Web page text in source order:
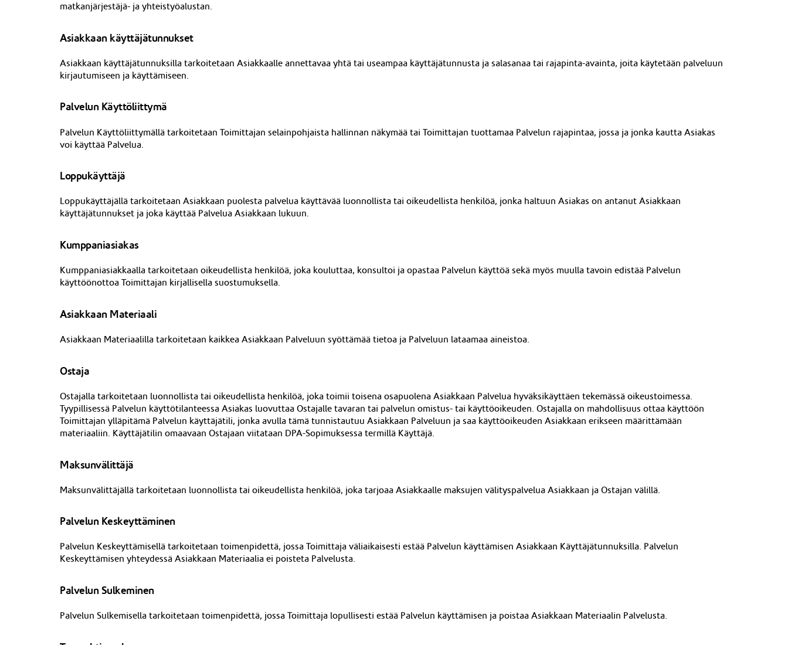
matkanjärjestäjä- ja yhteistyöalustan.
Asiakkaan käyttäjätunnukset
Asiakkaan käyttäjätunnuksilla tarkoitetaan Asiakkaalle annettavaa yhtä tai useampaa käyttäjätunnusta ja salasanaa tai rajapinta-avainta, joita käytetään palveluun
kirjautumiseen ja käyttämiseen.
Palvelun Käyttöliittymä
Palvelun Käyttöliittymällä tarkoitetaan Toimittajan selainpohjaista hallinnan näkymää tai Toimittajan tuottamaa Palvelun rajapintaa, jossa ja jonka kautta Asiakas
voi käyttää Palvelua.
Loppukäyttäjä
Loppukäyttäjällä tarkoitetaan Asiakkaan puolesta palvelua käyttävää luonnollista tai oikeudellista henkilöä, jonka haltuun Asiakas on antanut Asiakkaan
käyttäjätunnukset ja joka käyttää Palvelua Asiakkaan lukuun.
Kumppaniasiakas
Kumppaniasiakkaalla tarkoitetaan oikeudellista henkilöä, joka kouluttaa, konsultoi ja opastaa Palvelun käyttöä sekä myös muulla tavoin edistää Palvelun
käyttöönottoa Toimittajan kirjallisella suostumuksella.
Asiakkaan Materiaali
Asiakkaan Materiaalilla tarkoitetaan kaikkea Asiakkaan Palveluun syöttämää tietoa ja Palveluun lataamaa aineistoa.
Ostaja
Ostajalla tarkoitetaan luonnollista tai oikeudellista henkilöä, joka toimii toisena osapuolena Asiakkaan Palvelua hyväksikäyttäen tekemässä oikeustoimessa.
Tyypillisessä Palvelun käyttötilanteessa Asiakas luovuttaa Ostajalle tavaran tai palvelun omistus- tai käyttöoikeuden. Ostajalla on mahdollisuus ottaa käyttöön
Toimittajan ylläpitämä Palvelun käyttäjätili, jonka avulla tämä tunnistautuu Asiakkaan Palveluun ja saa käyttöoikeuden Asiakkaan erikseen määrittämään
materiaaliin. Käyttäjätilin omaavaan Ostajaan viitataan DPA-Sopimuksessa termillä Käyttäjä.
Maksunvälittäjä
Maksunvälittäjällä tarkoitetaan luonnollista tai oikeudellista henkilöä, joka tarjoaa Asiakkaalle maksujen välityspalvelua Asiakkaan ja Ostajan välillä.
Palvelun Keskeyttäminen
Palvelun Keskeyttämisellä tarkoitetaan toimenpidettä, jossa Toimittaja väliaikaisesti estää Palvelun käyttämisen Asiakkaan Käyttäjätunnuksilla. Palvelun
Keskeyttämisen yhteydessä Asiakkaan Materiaalia ei poisteta Palvelusta.
Palvelun Sulkeminen
Palvelun Sulkemisella tarkoitetaan toimenpidettä, jossa Toimittaja lopullisesti estää Palvelun käyttämisen ja poistaa Asiakkaan Materiaalin Palvelusta.